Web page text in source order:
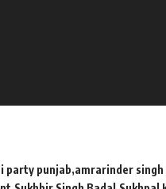
party punjab amrarinder singh